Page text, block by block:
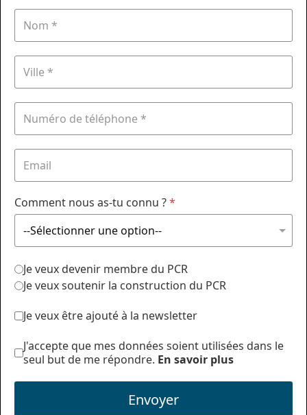
Comment nous as-tu connu ?*
Je veux devenir membre du PCR
Je veux soutenir la construction du PCR
Je veux être ajouté à la newsletter
J'accepte que mes données soient utilisées dans le
seul but de me répondre. En savoir plus
Envoyer